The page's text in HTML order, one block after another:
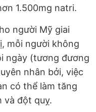
1.500mg natri.
người Mỹ giai
mỗi người không
ngày (tương đương
nhân bởi, việc
có thể làm tăng
và đột quỵ.